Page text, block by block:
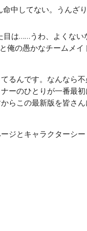
中してない。うんざ
は……うわ、よくない
俺の愚かなチームメ
るんです。なんなら
ーのひとりが一番最
らこの最新版を皆さ
ジとキャラクターシ